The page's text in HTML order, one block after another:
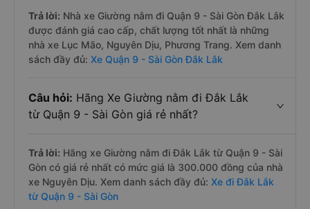
Trả lời: Nhà xe Giường nằm đi Quận 9 - Sài Gòn Đắk Lắk
được đánh giá cao cấp, chất lượng tốt nhất là những
nhà xe Lục Mão, Nguyên Dịu, Phương Trang. Xem danh
sách đầy đủ: Xe Quận 9 - Sài Gòn Đắk Lắk
Câu hỏi: Hãng Xe Giường nằm đi Đắk Lắk
từ Quận 9 - Sài Gòn giá rẻ nhất?
Trả lời: Hãng xe Giường nằm đi Đắk Lắk từ Quận 9 - Sài
Gòn có giá rẻ nhất có mức giá là 300.000 đồng của nhà
xe Nguyên Dịu. Xem danh sách đầy đủ: Xe đi Đắk Lắk
từ Quận 9 - Sài Gòn